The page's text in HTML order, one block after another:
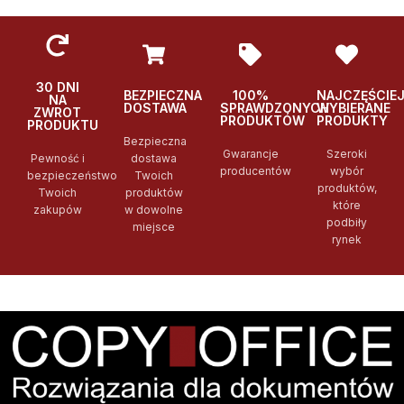
30 DNI
NA
ZWROT
PRODUKTU
Pewność i
bezpieczeństwo
Twoich
zakupów
BEZPIECZNA
DOSTAWA
Bezpieczna
dostawa
Twoich
produktów
w dowolne
miejsce
100%
SPRAWDZONYCH
PRODUKTÓW
Gwarancje
producentów
NAJCZĘŚCIEJ
WYBIERANE
PRODUKTY
Szeroki
wybór
produktów,
które
podbiły
rynek